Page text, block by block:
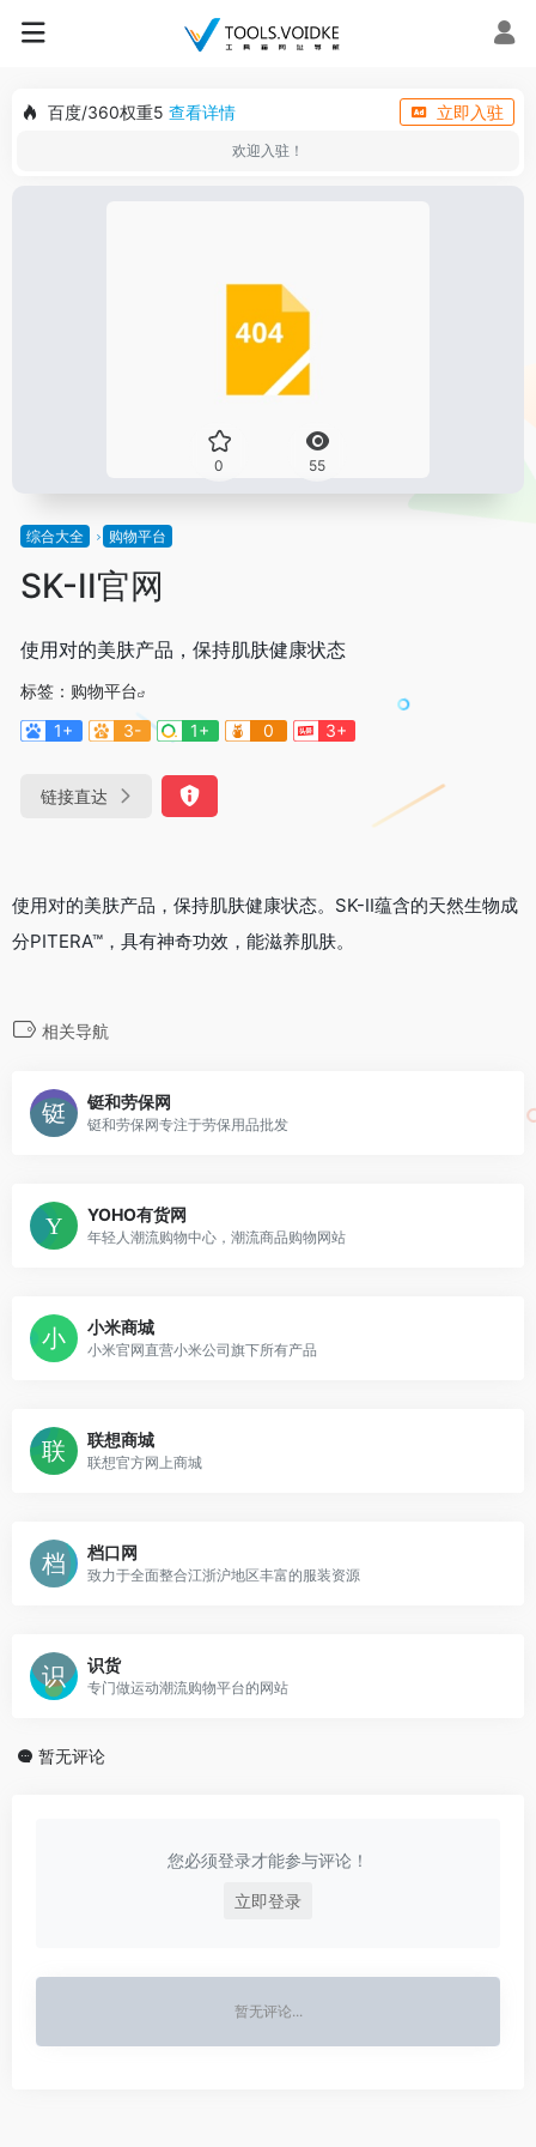
百度/360权重5 查看详情 立即入驻
欢迎入驻！
0 55
综合大全 购物平台
SK-II官网
使用对的美肤产品，保持肌肤健康状态
标签： 购物平台
1+
3- 1+ 0 3+
链接直达
使用对的美肤产品，保持肌肤健康状态。SK-II蕴含的天然生物成
分PITERA™，具有神奇功效，能滋养肌肤。
相关导航
铤和劳保网
铤和劳保网专注于劳保用品批发
YOHO有货网
年轻人潮流购物中心，潮流商品购物网站
小米商城
小米官网直营小米公司旗下所有产品
联想商城
联想官方网上商城
档口网
致力于全面整合江浙沪地区丰富的服装资源
识货
专门做运动潮流购物平台的网站
暂无评论
您必须登录才能参与评论！
立即登录
暂无评论...